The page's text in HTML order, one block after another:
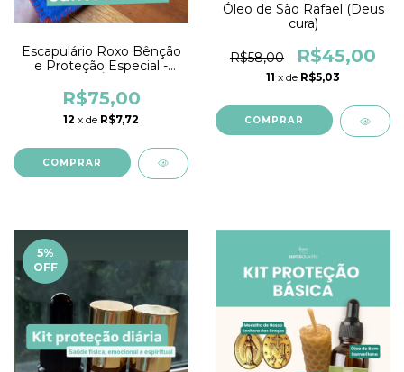
Escapulário Roxo Bênção
e Proteção Especial -
R$75,00
12 x de R$7,72
Óleo de São Rafael (Deus
cura)
R$58,00 R$45,00
11 x de R$5,03
5%
OFF